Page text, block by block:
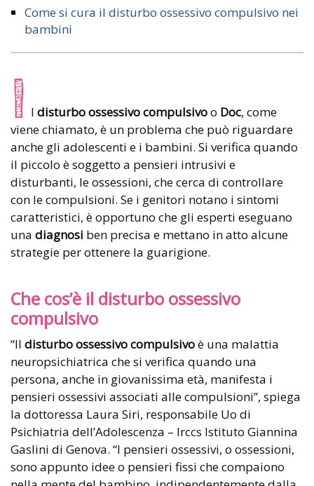
Come si cura il disturbo ossessivo compulsivo nei
bambini
I l disturbo ossessivo compulsivoo Doc, come
viene chiamato, è un problema che può riguardare
anche gli adolescenti e i bambini. Si verifica quando
il piccolo è soggetto a pensieri intrusivi e
disturbanti, le ossessioni, che cerca di controllare
con le compulsioni. Se i genitori notano i sintomi
caratteristici, è opportuno che gli esperti eseguano
una diagnosi ben precisa e mettano in atto alcune
strategie per ottenere la guarigione.
Che cos’è il disturbo ossessivo
compulsivo
“Il disturbo ossessivo compulsivoè una malattia
neuropsichiatrica che si verifica quando una
persona, anche in giovanissima età, manifesta i
pensieri ossessivi associati alle compulsioni”, spiega
la dottoressa Laura Siri, responsabile Uo di
Psichiatria dell’Adolescenza – Irccs Istituto Giannina
Gaslini di Genova. “I pensieri ossessivi, o ossessioni,
sono appunto idee o pensieri fissi che compaiono